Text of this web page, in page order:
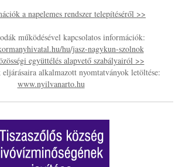
a napelemes rendszer telepítéséről >>
működésével kapcsolatos információk:
hu/jasz-nagykun-szolnok
együttélés alapvető szabályairól >>
alkalmazott nyomtatványok letöltése:
www.nyilvanarto.hu